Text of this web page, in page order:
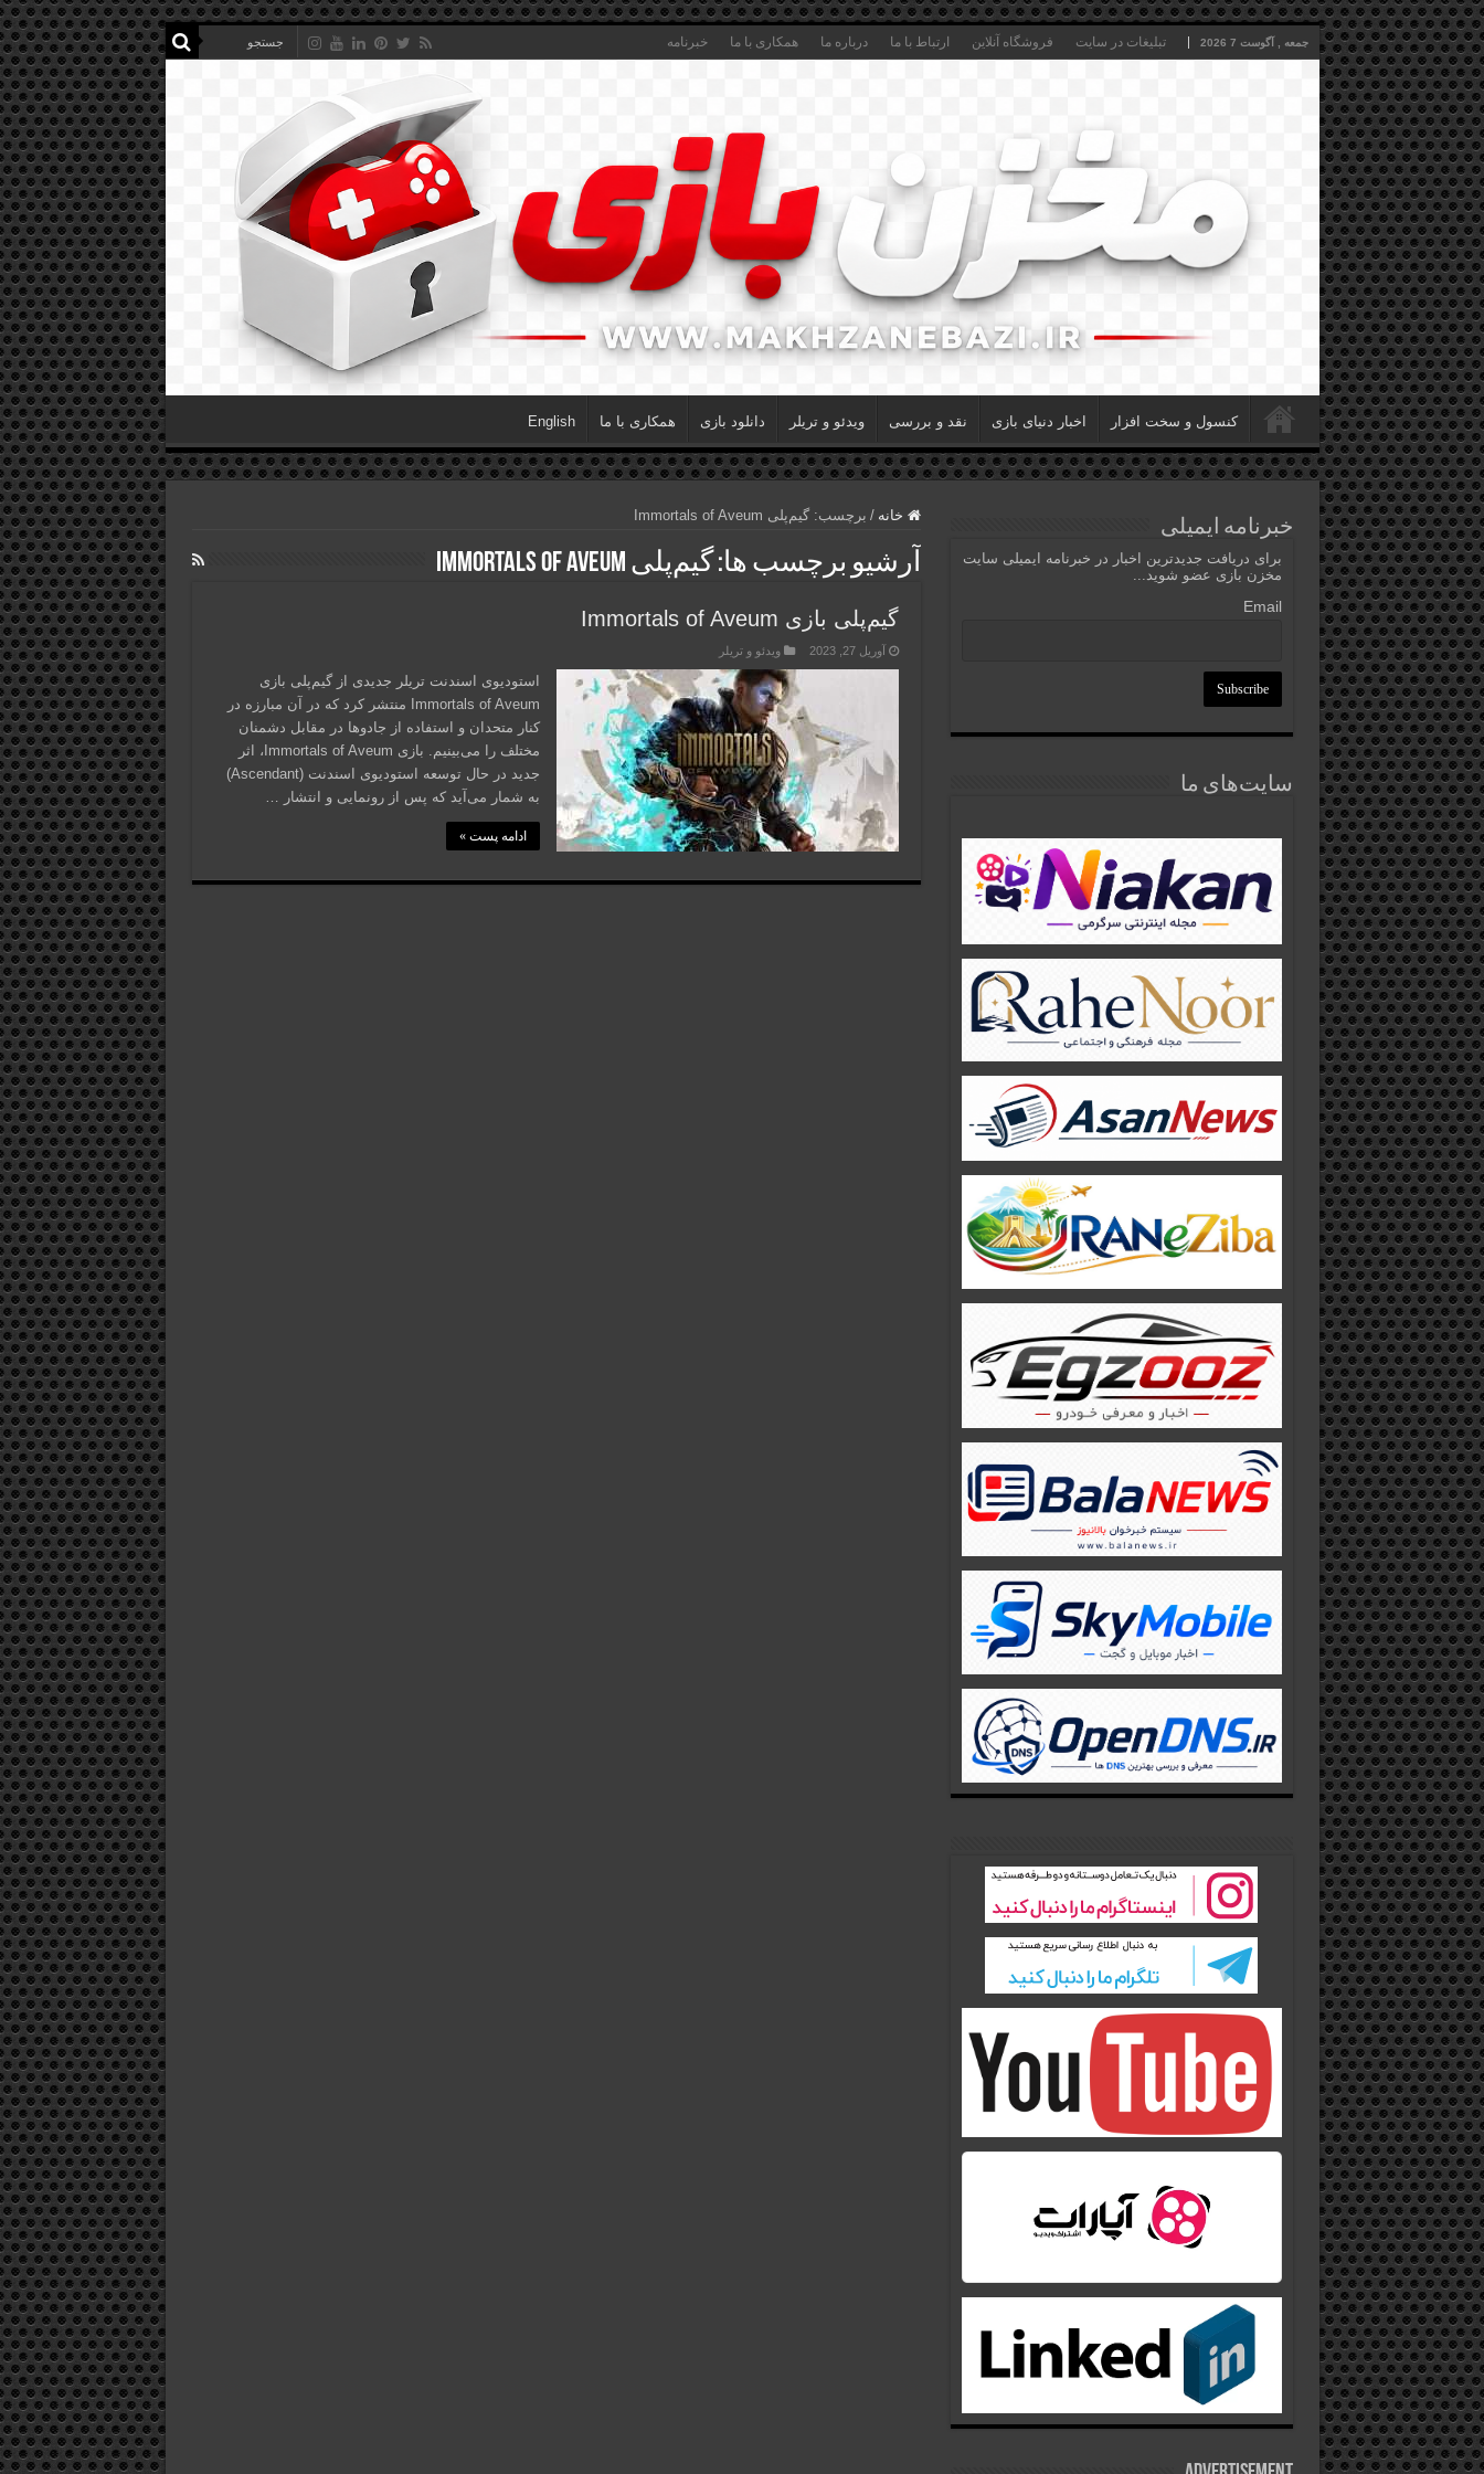
جمعه , آگوست 7 2026 تبلیغات در سایت فروشگاه آنلاین ارتباط با ما درباره ما همکاری با ما خبرنامه
کنسول و سخت افزار اخبار دنیای بازی نقد و بررسی ویدئو و تریلر دانلود بازی همکاری با ما English
خانه / برچسب:گیم‌پلی Immortals of Aveum
آرشیو برچسب ها: گیم‌پلی Immortals of Aveum
گیم‌پلی بازی Immortals of Aveum
آوریل 27, 2023 ویدئو و تریلر
استودیوی اسندنت تریلر جدیدی از گیم‌پلی بازی
Immortals of Aveum منتشر کرد که در آن مبارزه در
کنار متحدان و استفاده از جادوها در مقابل دشمنان
مختلف را می‌بینیم. بازی Immortals of Aveum، اثر
جدید در حال توسعه استودیوی اسندنت (Ascendant)
به شمار می‌آید که پس از رونمایی و انتشار …
ادامه پست »
خبرنامه ایمیلی
برای دریافت جدیدترین اخبار در خبرنامه ایمیلی سایت
مخزن بازی عضو شوید...
Email
سایت‌های ما